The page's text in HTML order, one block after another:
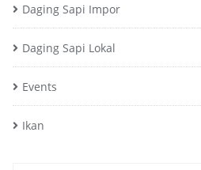
Daging Sapi Impor
Daging Sapi Lokal
Events
Ikan